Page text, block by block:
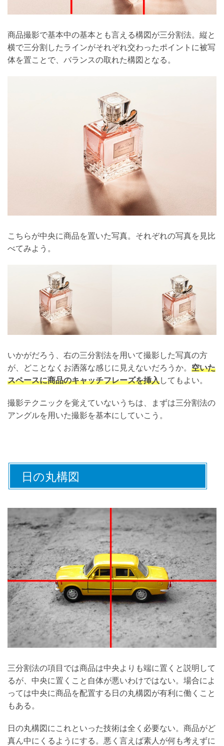
商品撮影で基本中の基本とも言える構図が三分割法。縦と
横で三分割したラインがそれぞれ交わったポイントに被写
体を置ことで、バランスの取れた構図となる。
こちらが中央に商品を置いた写真。それぞれの写真を見比
べてみよう。
いかがだろう、右の三分割法を用いて撮影した写真の方
が、どことなくお洒落な感じに見えないだろうか。 空いた
スペースに商品のキャッチフレーズを挿入してもよい。
撮影テクニックを覚えていないうちは、まずは三分割法の
アングルを用いた撮影を基本にしていこう。
日の丸構図
三分割法の項目では商品は中央よりも端に置くと説明して
るが、中央に置くこと自体が悪いわけではない。場合によ
っては中央に商品を配置する日の丸構図が有利に働くこと
もある。
日の丸構図にこれといった技術は全く必要ない。商品がど
真ん中にくるようにする。悪く言えば素人が何も考えずに